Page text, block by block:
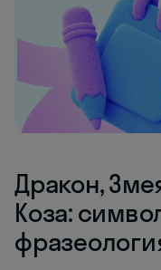
Дракон,
Коза: